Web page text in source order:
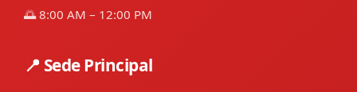
🌅 8:00 AM – 12:00 PM
📍 Sede Principal